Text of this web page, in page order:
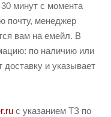
минут с момента
почту, менеджер
вам на емейл. В
по наличию или
доставку и указывает
с указанием ТЗ по